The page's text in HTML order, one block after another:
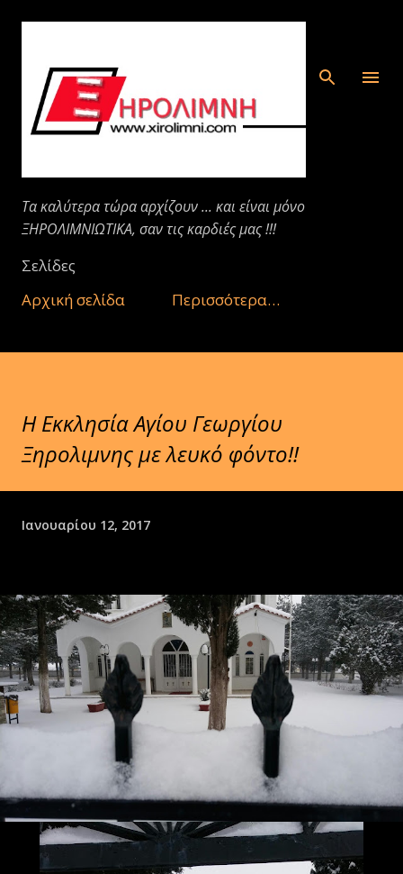
Μετάβαση στο κύριο περιεχόμενο
Τα καλύτερα τώρα αρχίζουν ... και είναι μόνο
ΞΗΡΟΛΙΜΝΙΩΤΙΚΑ, σαν τις καρδιές μας !!!
Σελίδες
Αρχική σελίδα
Περισσότερα…
Η Εκκλησία Αγίου Γεωργίου
Ξηρολιμνης με λευκό φόντο!!
Ιανουαρίου 12, 2017